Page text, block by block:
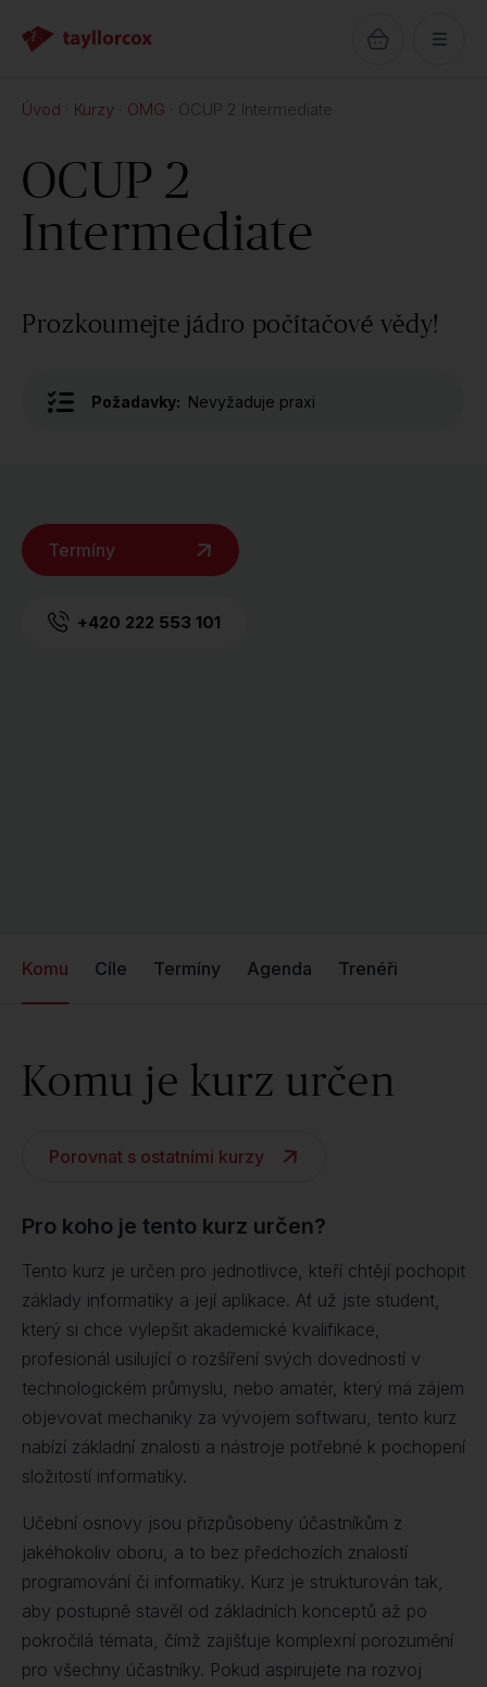
Úvod Kurzy OMG OCUP 2 Intermediate
OCUP 2
Intermediate
Prozkoumejte jádro počítačové vědy!
Požadavky: Nevyžaduje praxi
Termíny
+420 222 553 101
Komu Cíle Termíny Agenda Trenéři
Komu je kurz určen
Porovnat s ostatními kurzy
Pro koho je tento kurz určen?
Tento kurz je určen pro jednotlivce, kteří chtějí pochopit
základy informatiky a její aplikace. Ať už jste student,
který si chce vylepšit akademické kvalifikace,
profesionál usilující o rozšíření svých dovedností v
technologickém průmyslu, nebo amatér, který má zájem
objevovat mechaniky za vývojem softwaru, tento kurz
nabízí základní znalosti a nástroje potřebné k pochopení
složitostí informatiky.
Učební osnovy jsou přizpůsobeny účastníkům z
jakéhokoliv oboru, a to bez předchozích znalostí
programování či informatiky. Kurz je strukturován tak,
aby postupně stavěl od základních konceptů až po
pokročilá témata, čímž zajišťuje komplexní porozumění
pro všechny účastníky. Pokud aspirujete na rozvoj